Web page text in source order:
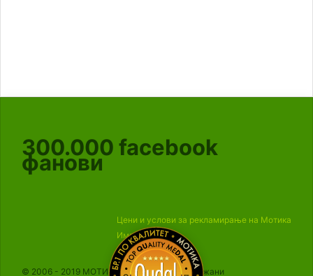
300.000 facebook
фанови
Цени и услови за рекламирање на Мотика
Импресум
© 2006 - 2019 МОТИКА, Сите права се задржани